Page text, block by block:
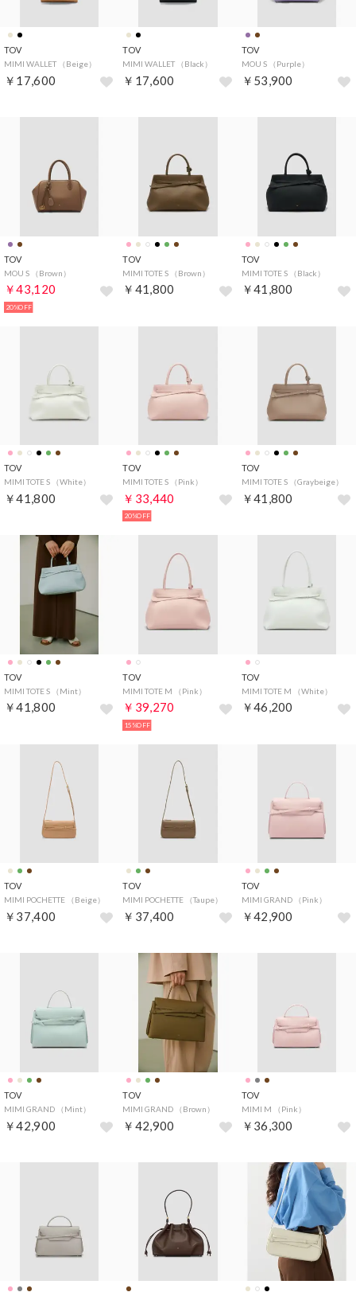
TOV
MIMI WALLET （Beige）
￥17,600
TOV
MIMI WALLET （Black）
￥17,600
TOV
MOU S （Purple）
￥53,900
TOV
MOU S （Brown）
￥43,120
20%OFF
TOV
MIMI TOTE S （Brown）
￥41,800
TOV
MIMI TOTE S （Black）
￥41,800
TOV
MIMI TOTE S （White）
￥41,800
TOV
MIMI TOTE S （Pink）
￥33,440
20%OFF
TOV
MIMI TOTE S （Graybeige）
￥41,800
TOV
MIMI TOTE S （Mint）
￥41,800
TOV
MIMI TOTE M （Pink）
￥39,270
15%OFF
TOV
MIMI TOTE M （White）
￥46,200
TOV
MIMI POCHETTE （Beige）
￥37,400
TOV
MIMI POCHETTE （Taupe）
￥37,400
TOV
MIMI GRAND （Pink）
￥42,900
TOV
MIMI GRAND （Mint）
￥42,900
TOV
MIMI GRAND （Brown）
￥42,900
TOV
MIMI M （Pink）
￥36,300